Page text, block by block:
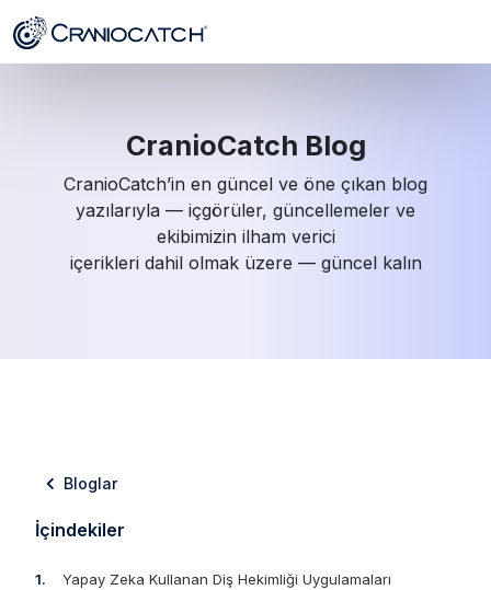
CranioCatch Blog
CranioCatch’in en güncel ve öne çıkan blog
yazılarıyla — içgörüler, güncellemeler ve
ekibimizin ilham verici
içerikleri dahil olmak üzere — güncel kalın
Bloglar
İçindekiler
Yapay Zeka Kullanan Diş Hekimliği Uygulamaları